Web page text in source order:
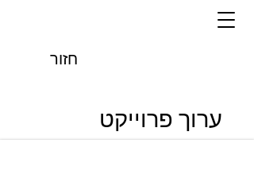
חזור
ערוך פרוייקט